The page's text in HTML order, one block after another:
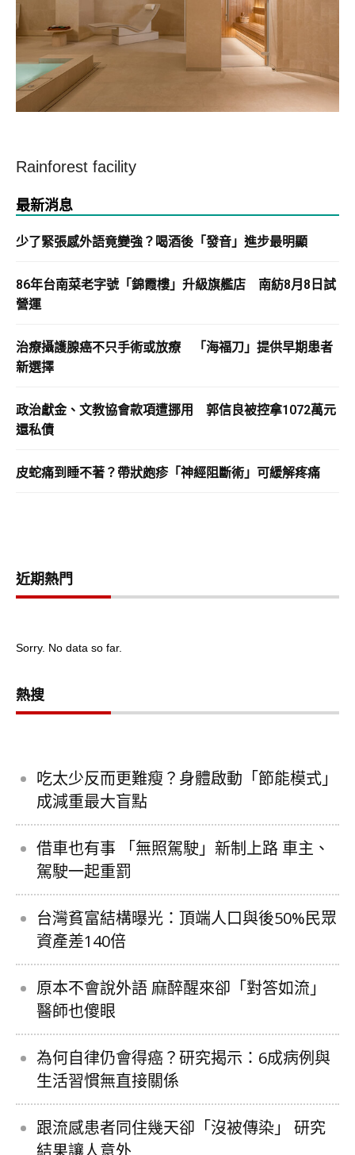
Rainforest facility
最新消息
少了緊張感外語竟變強？喝酒後「發音」進步最明顯
86年台南菜老字號「錦霞樓」升級旗艦店 南紡8月8日試
營運
治療攝護腺癌不只手術或放療 「海福刀」提供早期患者
新選擇
政治獻金、文教協會款項遭挪用 郭信良被控拿1072萬元
還私債
皮蛇痛到睡不著？帶狀皰疹「神經阻斷術」可緩解疼痛
近期熱門
Sorry. No data so far.
熱搜
吃太少反而更難瘦？身體啟動「節能模式」
成減重最大盲點
借車也有事 「無照駕駛」新制上路 車主、
駕駛一起重罰
台灣貧富結構曝光：頂端人口與後50%民眾
資產差140倍
原本不會說外語 麻醉醒來卻「對答如流」
醫師也傻眼
為何自律仍會得癌？研究揭示：6成病例與
生活習慣無直接關係
跟流感患者同住幾天卻「沒被傳染」 研究
結果讓人意外